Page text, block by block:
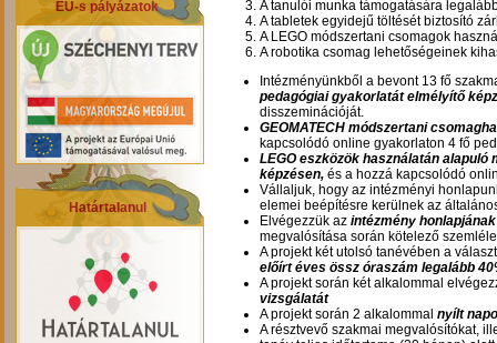
EU-s pályázatok
Határtalanul
A tanulói munka támogatására
A tabletek egyidejű töltését biztosító
A LEGO módszertani csomagok
A robotika csomag lehetőségeinek
Intézményünkből a bevont 13 fő
pedagógiai gyakorlatát elmélyítő
disszeminációját.
GEOMATECH módszertani
kapcsolódó online gyakorlaton 4 fő
LEGO eszközök használatán
képzésen, és a hozzá kapcsolódó
Vállaljuk, hogy az intézményi
elemei beépítésre kerülnek az
Elvégezzük az intézmény
megvalósítása során kötelező
A projekt két utolsó tanévében a
előírt éves össz óraszám legalább
A projekt során két alkalommal
vizsgálatát
A projekt során 2 alkalommal nyílt
A résztvevő szakmai megvalósítókat,